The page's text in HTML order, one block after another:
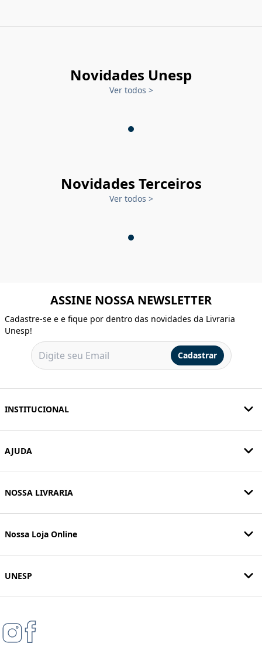
Novidades Unesp
Ver todos >
Novidades Terceiros
Ver todos >
ASSINE NOSSA NEWSLETTER
Cadastre-se e e fique por dentro das novidades da Livraria
Unesp!
Cadastrar
INSTITUCIONAL
AJUDA
NOSSA LIVRARIA
Nossa Loja Online
UNESP